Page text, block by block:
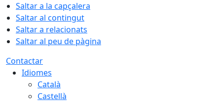
Saltar a la capçalera
Saltar al contingut
Saltar a relacionats
Saltar al peu de pàgina
Contactar
Idiomes
Català
Castellà